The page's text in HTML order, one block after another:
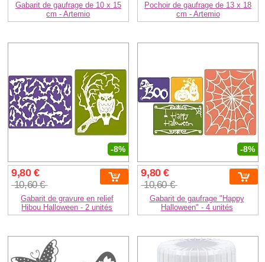
Gabarit de gaufrage de 10 x 15
cm - Artemio
Pochoir de gaufrage de 13 x 18
cm - Artemio
-8%
9,80 €
10,60 €
Gabarit de gravure en relief
Hibou Halloween - 2 unités
-8%
9,80 €
10,60 €
Gabarit de gaufrage "Happy
Halloween" - 4 unités